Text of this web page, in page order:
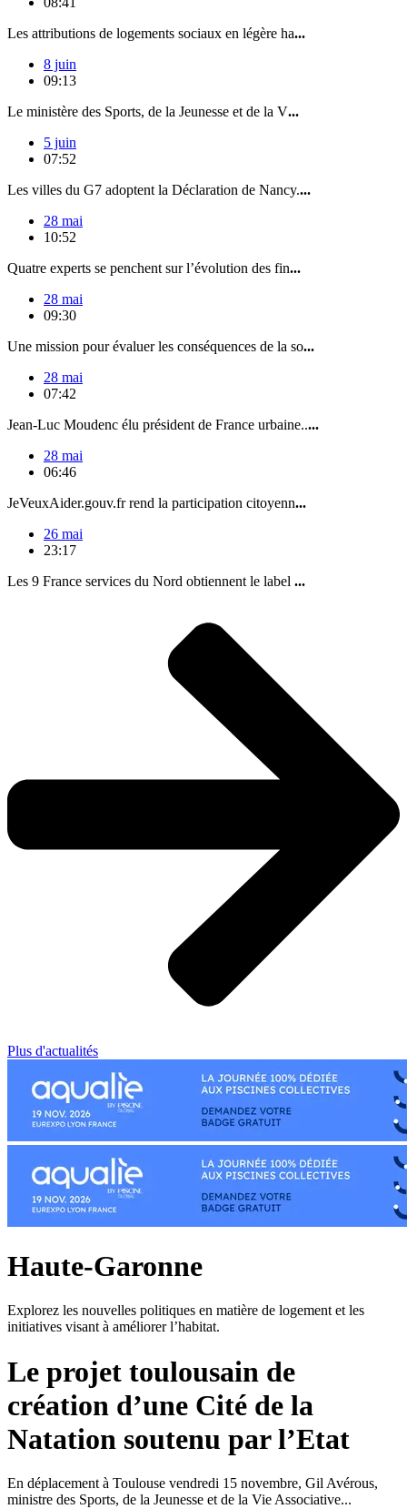
Les attributions de logements sociaux en légère ha...
8 juin
09:13
Le ministère des Sports, de la Jeunesse et de la V...
5 juin
07:52
Les villes du G7 adoptent la Déclaration de Nancy....
28 mai
10:52
Quatre experts se penchent sur l’évolution des fin...
28 mai
09:30
Une mission pour évaluer les conséquences de la so...
28 mai
07:42
Jean-Luc Moudenc élu président de France urbaine.....
28 mai
06:46
JeVeuxAider.gouv.fr rend la participation citoyenn...
26 mai
23:17
Les 9 France services du Nord obtiennent le label ...
Plus d'actualités
Haute-Garonne
Explorez les nouvelles politiques en matière de logement et les
initiatives visant à améliorer l’habitat.
Le projet toulousain de
création d’une Cité de la
Natation soutenu par l’Etat
En déplacement à Toulouse vendredi 15 novembre, Gil Avérous,
ministre des Sports, de la Jeunesse et de la Vie Associative...